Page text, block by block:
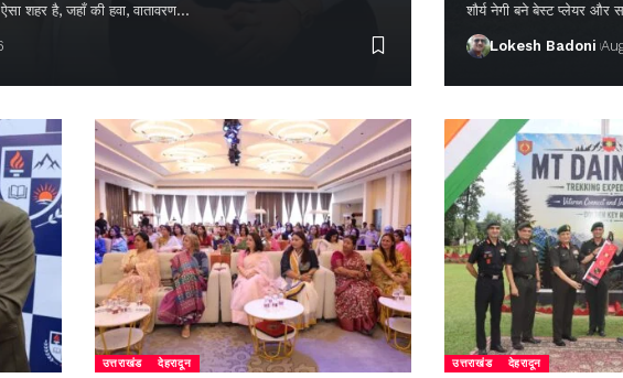
शहर है, जहाँ की हवा, वातावरण… शौर्य नेगी बने बेस्ट प्लेयर और
Lokesh Badoni
उत्तराखंड देहरादून उत्तराखंड देहरादून